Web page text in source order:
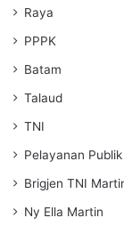
Raya
PPPK
Batam
Talaud
TNI
Pelayanan
Brigjen TNI
Ny Ella Martin